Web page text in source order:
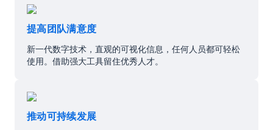
提高团队满意度
新一代数字技术，直观的可视化信息，任何人员都可轻松
使用。借助强大工具留住优秀人才。
推动可持续发展